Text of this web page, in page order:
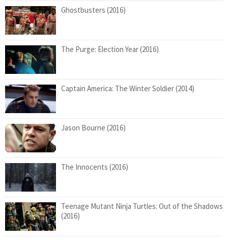
Ghostbusters (2016)
The Purge: Election Year (2016)
Captain America: The Winter Soldier (2014)
Jason Bourne (2016)
The Innocents (2016)
Teenage Mutant Ninja Turtles: Out of the Shadows
(2016)